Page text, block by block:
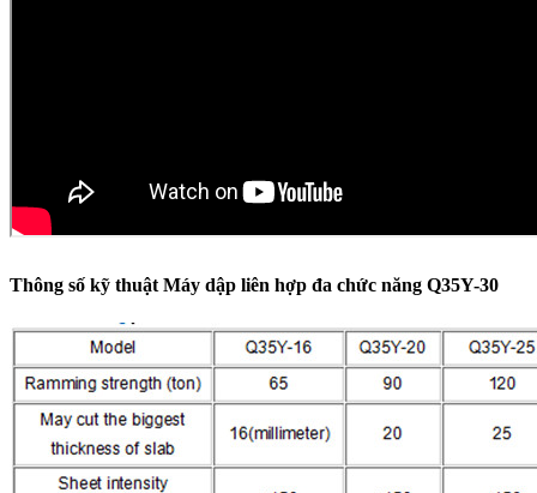
Thông số kỹ thuật Máy dập liên hợp đa chức năng Q35Y-30